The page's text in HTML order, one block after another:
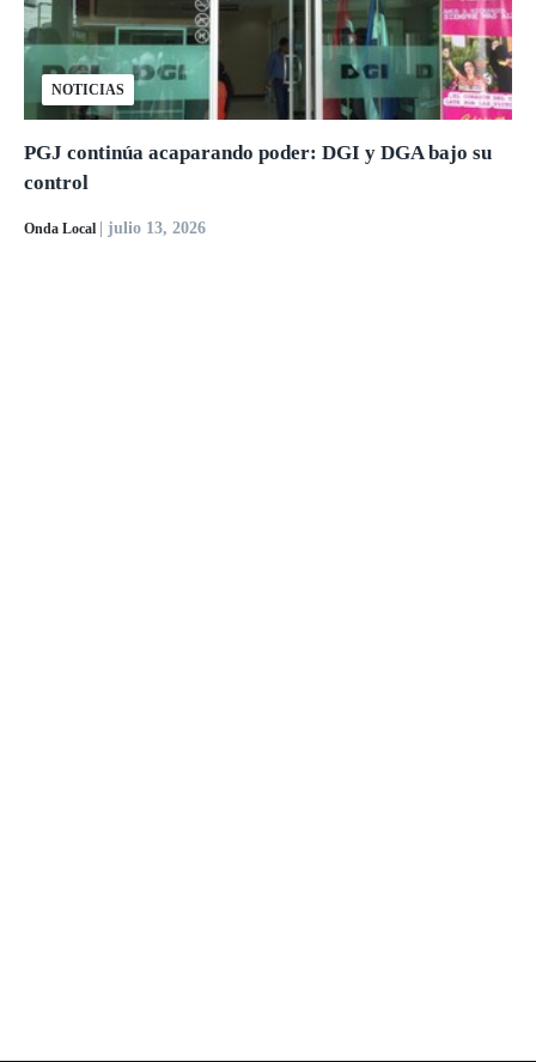
NOTICIAS
PGJ continúa acaparando poder: DGI y DGA bajo su
control
Onda Local | julio 13, 2026